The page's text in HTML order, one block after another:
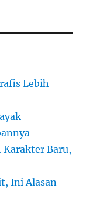
Lebih
Baru,
Ini Alasan